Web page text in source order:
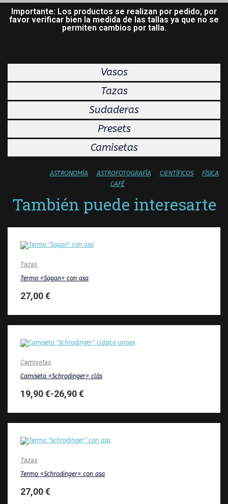
Importante: Los productos se realizan por pedido, por
favor verificar bien la medida de las tallas ya que no se
permiten cambios por talla.
Vasos
Tazas
Sudaderas
Presets
Camisetas
ASTRONOMÍA ASTROFOTOGRAFÍA CIENTÍFICOS– FÍSICA
CAFÉ
También puede interesarte
Tazas
Termo «Sagan» con asa
27,00€
Camisetas
Camiseta «Schrodinger» clás
19,90€-26,90€
Tazas
Termo «Schrodinger» con asa
27,00€